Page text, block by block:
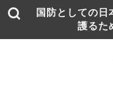
国防としての
護るた